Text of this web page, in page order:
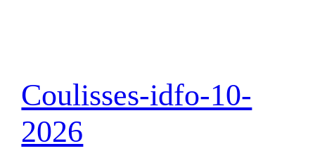
Coulisses-idfo-10-
2026